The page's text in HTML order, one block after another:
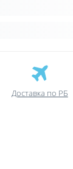
Доставка по РБ